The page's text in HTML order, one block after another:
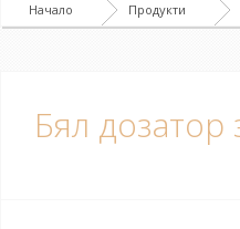
Начало Продукти
Бял